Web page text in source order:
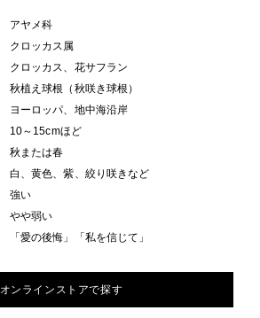
アヤメ科
クロッカス属
クロッカス、花サフラン
秋植え球根（秋咲き球根）
ヨーロッパ、地中海沿岸
10～15cmほど
秋または春
白、黄色、紫、絞り咲きなど
強い
やや弱い
「愛の後悔」「私を信じて」
オンラインストアで探す